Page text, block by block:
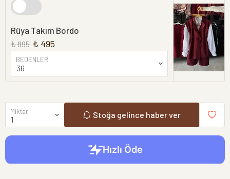
Rüya Takım Bordo
₺ 895 ₺ 495
BEDENLER
Miktar Stoğa gelince haber ver